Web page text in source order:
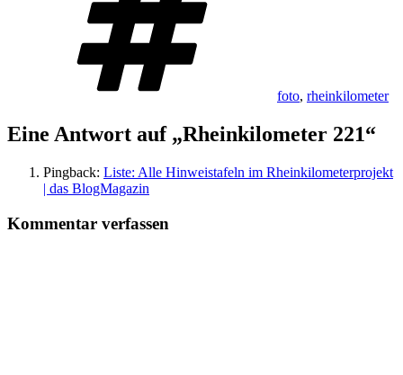
foto, rheinkilometer
Eine Antwort auf „Rheinkilometer 221“
Pingback: Liste: Alle Hinweistafeln im Rheinkilometerprojekt
| das BlogMagazin
Kommentar verfassen